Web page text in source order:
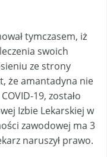
tymczasem, iż
swoich
ze strony
że amantadyna nie
19, zostało
Izbie Lekarskiej w
zawodowej ma 3
naruszył prawo.